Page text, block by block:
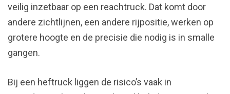
veilig inzetbaar op een reachtruck. Dat komt door
andere zichtlijnen, een andere rijpositie, werken op
grotere hoogte en de precisie die nodig is in smalle
gangen.
Bij een heftruck liggen de risico’s vaak in